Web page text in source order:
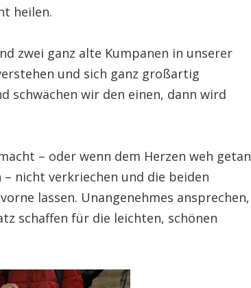
heilen.
zwei ganz alte Kumpanen in unserer
und sich ganz großartig
schwächen wir den einen, dann wird
– oder wenn dem Herzen weh getan
nicht verkriechen und die beiden
lassen. Unangenehmes ansprechen,
schaffen für die leichten, schönen